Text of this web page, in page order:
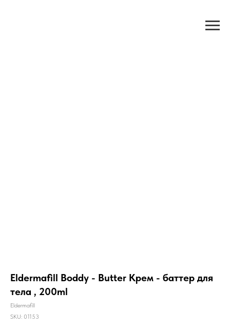
Eldermafill Boddy - Butter Крем - баттер для
тела , 200ml
Eldermafill
SKU: 01153